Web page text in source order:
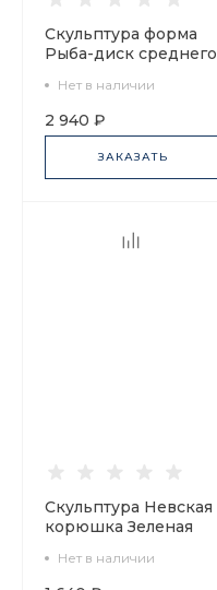
Скульптура форма
Рыба-диск среднего
Желтый, арт.
82.50098.00.1
Нет в наличии
2 940 ₽
ЗАКАЗАТЬ
Скульптура Невская
корюшка Зеленая
82.50076.00.1
Нет в наличии